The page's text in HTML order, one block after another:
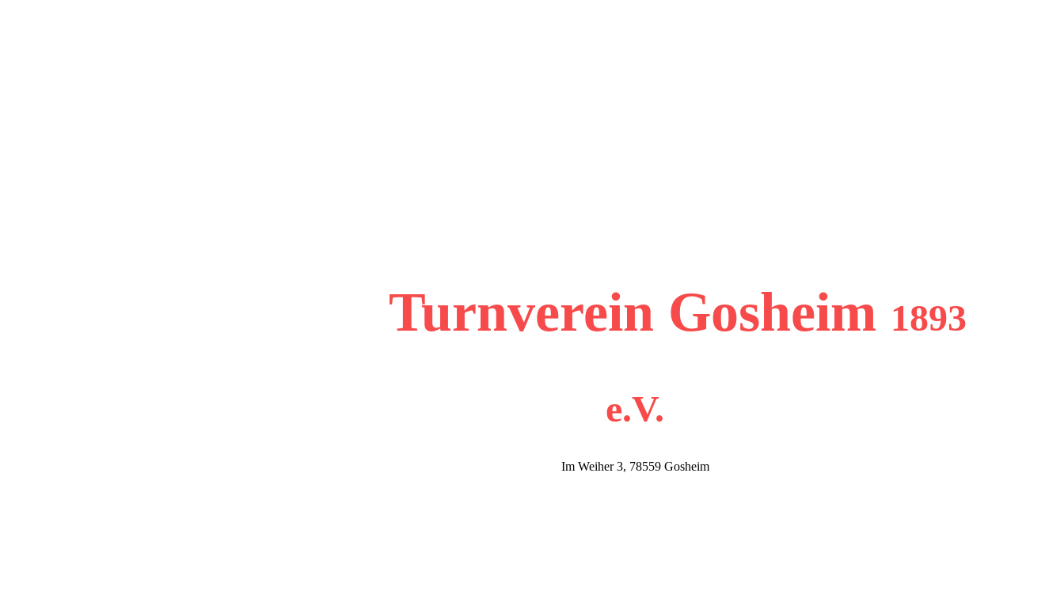
Turnverein Gosheim 1893
e.V.
Im Weiher 3, 78559 Gosheim